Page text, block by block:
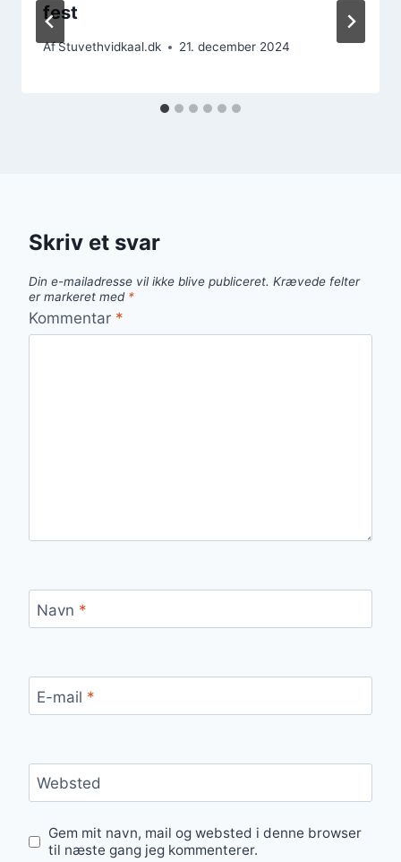
fest
AfStuvethvidkaal.dk 21. december 2024
Skriv et svar
Din e-mailadresse vil ikke blive publiceret. Krævede felter
er markeret med *
Kommentar *
Navn *
E-mail *
Websted
Gem mit navn, mail og websted i denne browser
til næste gang jeg kommenterer.